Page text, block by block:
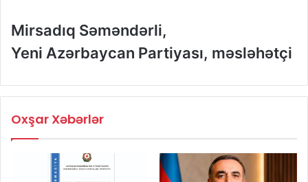
Mirsadıq Səməndərli,
Yeni Azərbaycan Partiyası, məsləhətçi
Oxşar Xəbərlər